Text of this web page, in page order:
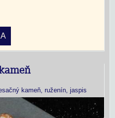
kameň, ruženín, jaspis